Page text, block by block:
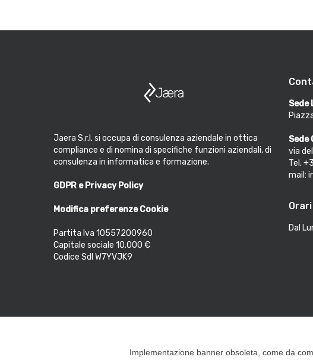
Jaera S.r.l. si occupa di consulenza aziendale in ottica
compliance e di nomina di specifiche funzioni aziendali, di
consulenza in informatica e formazione.
GDPR e Privacy Policy
Modifica preferenze Cookie
Partita Iva 10557200960
Capitale sociale 10.000 €
Codice SdI W7YVJK9
Sede
Sede
via
Tel.
mail:
Dal
Implementazione banner obsoleta, come da